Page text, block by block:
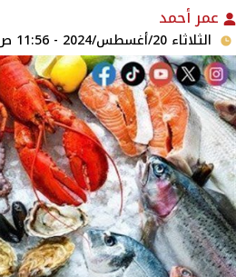
عمر أحمد
الثلاثاء 20/أغسطس/2024 - 11:56 ص